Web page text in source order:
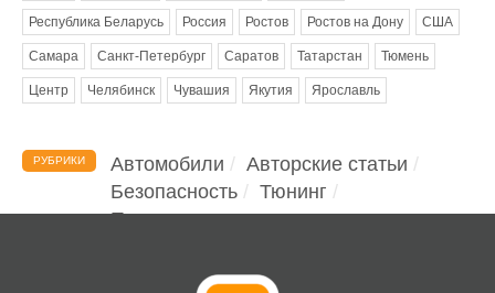
Республика Беларусь Россия Ростов Ростов на Дону США
Самара Санкт-Петербург Саратов Татарстан Тюмень
Центр Челябинск Чувашия Якутия Ярославль
РУБРИКИ Автомобили
Авторские статьи
Безопасность
Тюнинг
Помощь водителю